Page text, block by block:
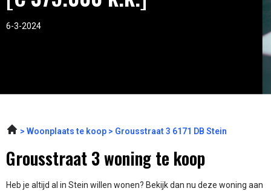
6-3-2024
Woonplaats te koop Grousstraat 3 6171 DB Stein
Grousstraat 3 woning te koop
Heb je altijd al in Stein willen wonen? Bekijk dan nu deze woning aan